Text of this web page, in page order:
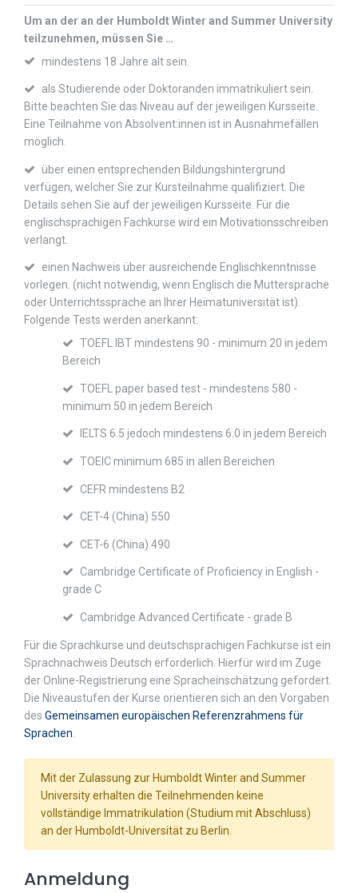
Um an der an der Humboldt Winter and Summer University
teilzunehmen, müssen Sie …
mindestens 18 Jahre alt sein.
als Studierende oder Doktoranden immatrikuliert sein.
Bitte beachten Sie das Niveau auf der jeweiligen Kursseite.
Eine Teilnahme von Absolvent:innen ist in Ausnahmefällen
möglich.
über einen entsprechenden Bildungshintergrund
verfügen, welcher Sie zur Kursteilnahme qualifiziert. Die
Details sehen Sie auf der jeweiligen Kursseite. Für die
englischsprachigen Fachkurse wird ein Motivationsschreiben
verlangt.
einen Nachweis über ausreichende Englischkenntnisse
vorlegen. (nicht notwendig, wenn Englisch die Muttersprache
oder Unterrichtssprache an Ihrer Heimatuniversität ist).
Folgende Tests werden anerkannt:
TOEFL IBT mindestens 90 - minimum 20 in jedem
Bereich
TOEFL paper based test - mindestens 580 -
minimum 50 in jedem Bereich
IELTS 6.5 jedoch mindestens 6.0 in jedem Bereich
TOEIC minimum 685 in allen Bereichen
CEFR mindestens B2
CET-4 (China) 550
CET-6 (China) 490
Cambridge Certificate of Proficiency in English -
grade C
Cambridge Advanced Certificate - grade B
Für die Sprachkurse und deutschsprachigen Fachkurse ist ein
Sprachnachweis Deutsch erforderlich. Hierfür wird im Zuge
der Online-Registrierung eine Spracheinschätzung gefordert.
Die Niveaustufen der Kurse orientieren sich an den Vorgaben
des Gemeinsamen europäischen Referenzrahmens für
Sprachen.
Mit der Zulassung zur Humboldt Winter and Summer
University erhalten die Teilnehmenden keine
vollständige Immatrikulation (Studium mit Abschluss)
an der Humboldt-Universität zu Berlin.
Anmeldung